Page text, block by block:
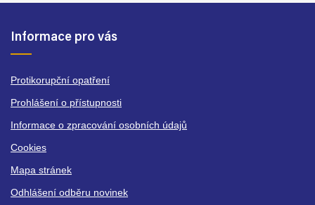
Informace pro vás
Protikorupční opatření
Prohlášení o přístupnosti
Informace o zpracování osobních údajů
Cookies
Mapa stránek
Odhlášení odběru novinek